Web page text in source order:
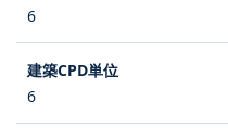
6
6